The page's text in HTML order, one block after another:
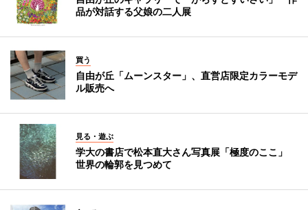
品が対話する父娘の二人展
買う
自由が丘「ムーンスター」、直営店限定カラーモデ
ル販売へ
見る・遊ぶ
学大の書店で松本直大さん写真展「極度のここ」
世界の輪郭を見つめて